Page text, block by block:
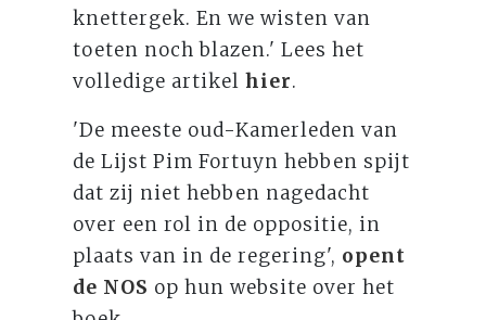
knettergek. En we wisten van
toeten noch blazen.' Lees het
volledige artikelhier.
'De meeste oud-Kamerleden van
de Lijst Pim Fortuyn hebben spijt
dat zij niet hebben nagedacht
over een rol in de oppositie, in
plaats van in de regering', opent
de NOS op hun website over het